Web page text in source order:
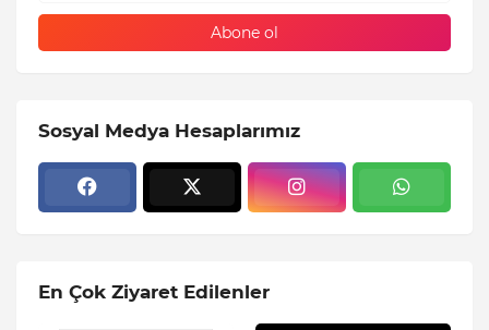
Sosyal Medya Hesaplarımız
En Çok Ziyaret Edilenler